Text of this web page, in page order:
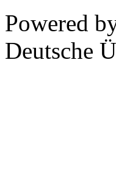
Powered
Deutsche